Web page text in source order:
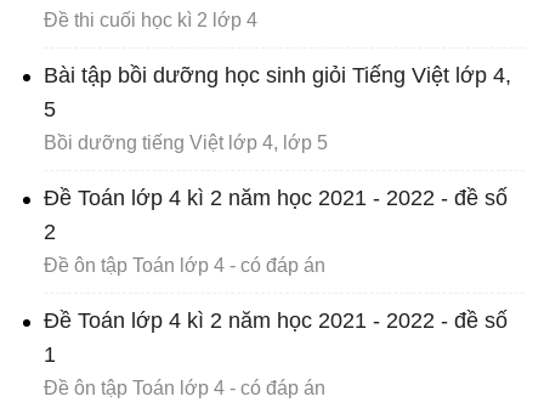
Đề thi cuối học kì 2 lớp 4
Bài tập bồi dưỡng học sinh giỏi Tiếng Việt lớp 4,
5
Bồi dưỡng tiếng Việt lớp 4, lớp 5
Đề Toán lớp 4 kì 2 năm học 2021 - 2022 - đề số
2
Đề ôn tập Toán lớp 4 - có đáp án
Đề Toán lớp 4 kì 2 năm học 2021 - 2022 - đề số
1
Đề ôn tập Toán lớp 4 - có đáp án